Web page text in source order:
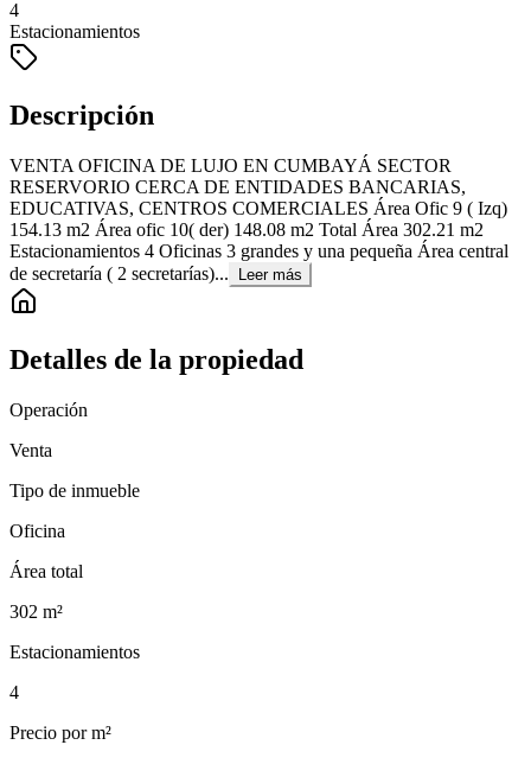
4
Estacionamientos
Descripción
VENTA OFICINA DE LUJO EN CUMBAYÁ SECTOR
RESERVORIO CERCA DE ENTIDADES BANCARIAS,
EDUCATIVAS, CENTROS COMERCIALES Área Ofic 9 ( Izq)
154.13 m2 Área ofic 10( der) 148.08 m2 Total Área 302.21 m2
Estacionamientos 4 Oficinas 3 grandes y una pequeña Área central
de secretaría ( 2 secretarías)...
Leer más
Detalles de la propiedad
Operación
Venta
Tipo de inmueble
Oficina
Área total
302 m²
Estacionamientos
4
Precio por m²